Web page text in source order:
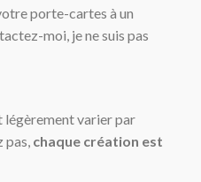
porte-cartes à un
moi, je ne suis pas
légèrement varier par
pas, chaque création est